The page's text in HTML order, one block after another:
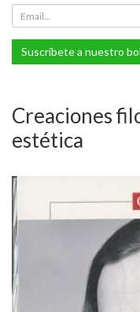
Suscríbete a nuestro
Creaciones
estética